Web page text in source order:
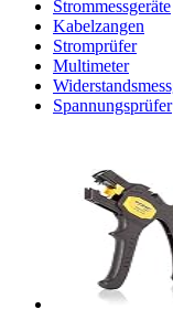
Strommessgeräte
Kabelzangen
Stromprüfer
Multimeter
Spannungsprüfer